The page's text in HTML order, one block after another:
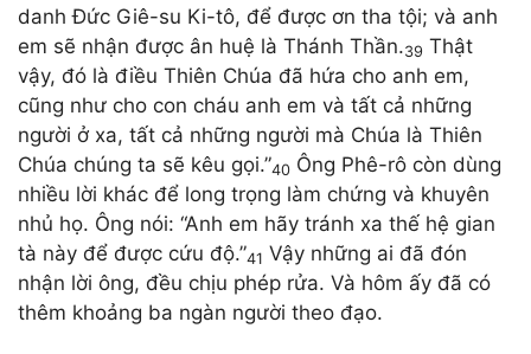
danh Đức Giê-su Ki-tô, để được ơn tha tội; và anh
em sẽ nhận được ân huệ là Thánh Thần.39 Thật
vậy, đó là điều Thiên Chúa đã hứa cho anh em,
cũng như cho con cháu anh em và tất cả những
người ở xa, tất cả những người mà Chúa là Thiên
Chúa chúng ta sẽ kêu gọi.”40 Ông Phê-rô còn dùng
nhiều lời khác để long trọng làm chứng và khuyên
nhủ họ. Ông nói: “Anh em hãy tránh xa thế hệ gian
tà này để được cứu độ.”41 Vậy những ai đã đón
nhận lời ông, đều chịu phép rửa. Và hôm ấy đã có
thêm khoảng ba ngàn người theo đạo.